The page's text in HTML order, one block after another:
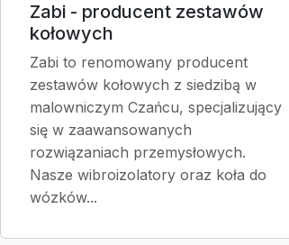
Zabi - producent zestawów
kołowych
Zabi to renomowany producent
zestawów kołowych z siedzibą w
malowniczym Czańcu, specjalizujący
się w zaawansowanych
rozwiązaniach przemysłowych.
Nasze wibroizolatory oraz koła do
wózków...